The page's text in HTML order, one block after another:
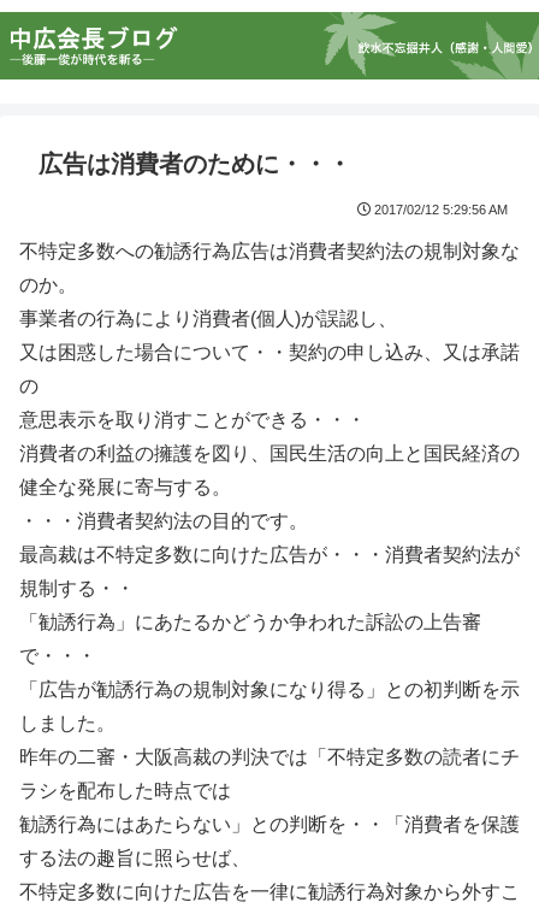
広告は消費者のために・・・
2017/02/12 5:29:56 AM
不特定多数への勧誘行為広告は消費者契約法の規制対象な
のか。
事業者の行為により消費者(個人)が誤認し、
又は困惑した場合について・・契約の申し込み、又は承諾
の
意思表示を取り消すことができる・・・
消費者の利益の擁護を図り、国民生活の向上と国民経済の
健全な発展に寄与する。
・・・消費者契約法の目的です。
最高裁は不特定多数に向けた広告が・・・消費者契約法が
規制する・・
「勧誘行為」にあたるかどうか争われた訴訟の上告審
で・・・
「広告が勧誘行為の規制対象になり得る」との初判断を示
しました。
昨年の二審・大阪高裁の判決では「不特定多数の読者にチ
ラシを配布した時点では
勧誘行為にはあたらない」との判断を・・「消費者を保護
する法の趣旨に照らせば、
不特定多数に向けた広告を一律に勧誘行為対象から外すこ